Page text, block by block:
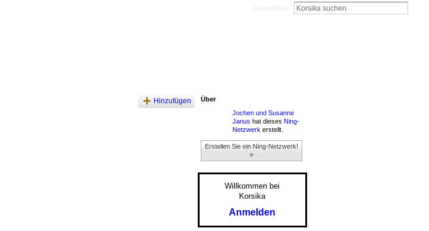
Hinzufügen
Über
Jochen und Susanne
Janus hat dieses Ning-
Netzwerk erstellt.
Erstellen Sie ein Ning-Netzwerk!
»
Willkommen bei
Korsika
Anmelden